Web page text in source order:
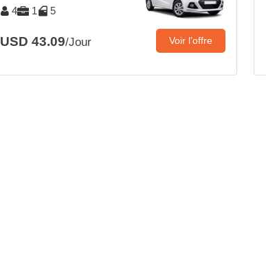
4 1 5
USD 43.09/Jour Voir l’offre